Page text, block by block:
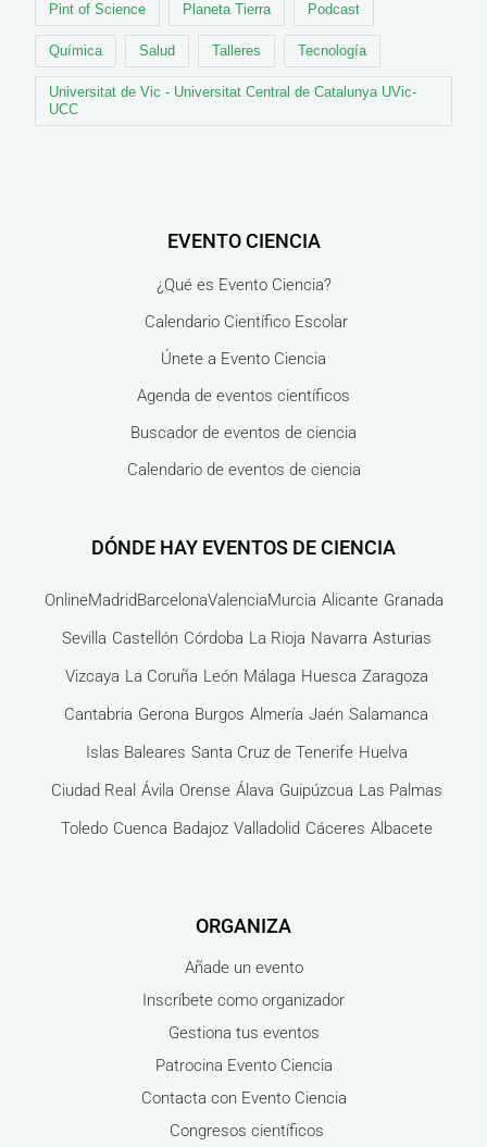
Pint of Science Planeta Tierra Podcast
Química Salud Talleres Tecnología
Universitat de Vic - Universitat Central de Catalunya UVic-
UCC
EVENTO CIENCIA
¿Qué es Evento Ciencia?
Calendario Científico Escolar
Únete a Evento Ciencia
Agenda de eventos científicos
Buscador de eventos de ciencia
Calendario de eventos de ciencia
DÓNDE HAY EVENTOS DE CIENCIA
OnlineMadridBarcelonaValenciaMurcia Alicante Granada
Sevilla Castellón Córdoba La Rioja Navarra Asturias
Vizcaya La Coruña León Málaga Huesca Zaragoza
Cantabria Gerona Burgos Almería Jaén Salamanca
Islas Baleares Santa Cruz de Tenerife Huelva
Ciudad Real Ávila Orense Álava Guipúzcua Las Palmas
Toledo Cuenca Badajoz Valladolid Cáceres Albacete
ORGANIZA
Añade un evento
Inscríbete como organizador
Gestiona tus eventos
Patrocina Evento Ciencia
Contacta con Evento Ciencia
Congresos científicos